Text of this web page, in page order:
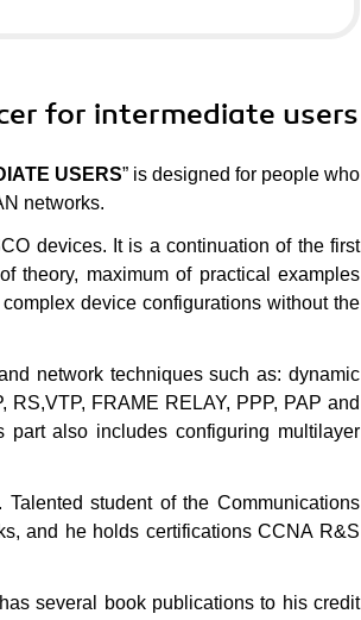
for intermediate users
USERS” is designed for people who
networks.
devices. It is a continuation of the first
theory, maximum of practical examples
device configurations without the
network techniques such as: dynamic
RS,VTP, FRAME RELAY, PPP, PAP and
part also includes configuring multilayer
student of the Communications
and he holds certifications CCNA R&S
several book publications to his credit